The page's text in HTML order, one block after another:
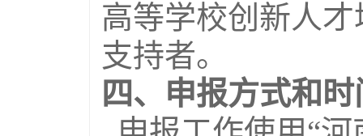
高等学校创新人
支持者。
四、申报方式和时